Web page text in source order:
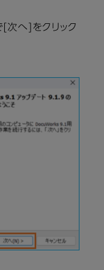
[次へ]をクリック